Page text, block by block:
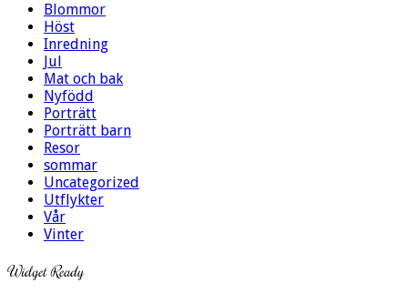
Blommor
Höst
Inredning
Jul
Mat och bak
Nyfödd
Porträtt
Porträtt barn
Resor
sommar
Uncategorized
Utflykter
Vår
Vinter
Widget Ready